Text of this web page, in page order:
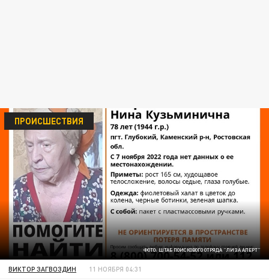
ФОТО: ШТАБ ПОИСКОВОГО ОТРЯДА "ЛИЗА АЛЕРТ"
ПРОИСШЕСТВИЯ
ВИКТОР ЗАГВОЗДИН 11 НОЯБРЯ 04:31